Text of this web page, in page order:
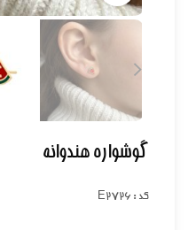
گوشواره هندوانه
کد : E2726